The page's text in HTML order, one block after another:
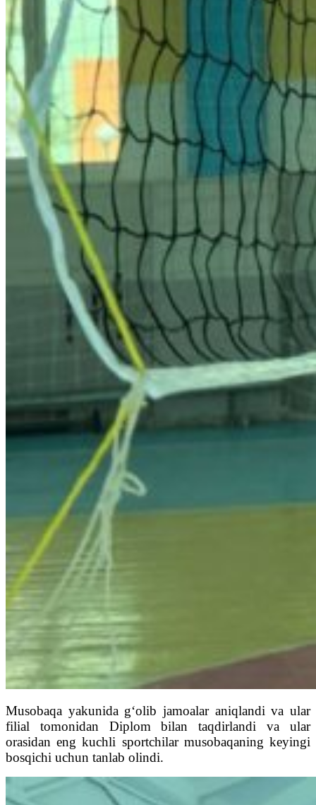
Musobaqa yakunida g‘olib jamoalar aniqlandi va ular
filial tomonidan Diplom bilan taqdirlandi va ular
orasidan eng kuchli sportchilar musobaqaning keyingi
bosqichi uchun tanlab olindi.